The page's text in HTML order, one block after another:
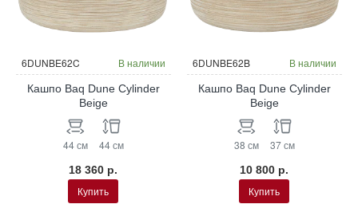
6DUNBE62C В наличии
Кашпо Baq Dune Cylinder
Beige
44 см 44 см
18 360 р.
Купить
6DUNBE62B В наличии
Кашпо Baq Dune Cylinder
Beige
38 см 37 см
10 800 р.
Купить